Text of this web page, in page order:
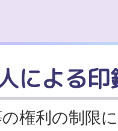
による印
の権利の制限